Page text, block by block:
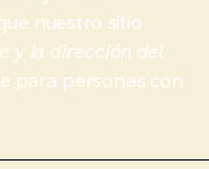
nuestro sitio
y la dirección del
para personas con